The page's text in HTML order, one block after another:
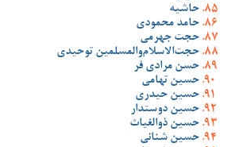
حاشیه
حامد محمودی
حجت جهرمی
حجت‌الاسلام‌والمسلمین توحیدی
حسن مرادی فر
حسین تهامی
حسین حیدری
حسین دوستدار
حسین ذوالغیاث
حسین شنانی